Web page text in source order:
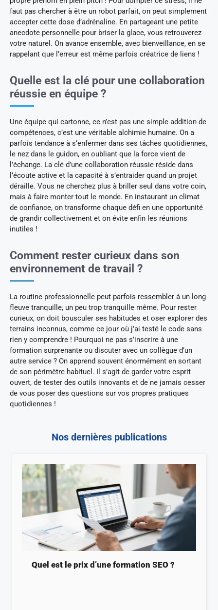
faut pas chercher à être un robot parfait, on peut simplement
accepter cette dose d’adrénaline. En partageant une petite
anecdote personnelle pour briser la glace, vous retrouverez
votre naturel. On avance ensemble, avec bienveillance, en se
rappelant que l’erreur est même parfois créatrice de liens !
Quelle est la clé pour une collaboration
réussie en équipe ?
Une équipe qui cartonne, ce n’est pas une simple addition de
compétences, c’est une véritable alchimie humaine. On a
parfois tendance à s’enfermer dans ses tâches quotidiennes,
le nez dans le guidon, en oubliant que la force vient de
l’échange. La clé d’une collaboration réussie réside dans
l’écoute active et la capacité à s’entraider quand un projet
déraille. Vous ne cherchez plus à briller seul dans votre coin,
mais à faire monter tout le monde. En instaurant un climat
de confiance, on transforme chaque défi en une opportunité
de grandir collectivement et on évite enfin les réunions
inutiles !
Comment rester curieux dans son
environnement de travail ?
La routine professionnelle peut parfois ressembler à un long
fleuve tranquille, un peu trop tranquille même. Pour rester
curieux, on doit bousculer ses habitudes et oser explorer des
terrains inconnus, comme ce jour où j’ai testé le code sans
rien y comprendre ! Pourquoi ne pas s’inscrire à une
formation surprenante ou discuter avec un collègue d’un
autre service ? On apprend souvent énormément en sortant
de son périmètre habituel. Il s’agit de garder votre esprit
ouvert, de tester des outils innovants et de ne jamais cesser
de vous poser des questions sur vos propres pratiques
quotidiennes !
Nos dernières publications
Quel est le prix d’une formation SEO ?